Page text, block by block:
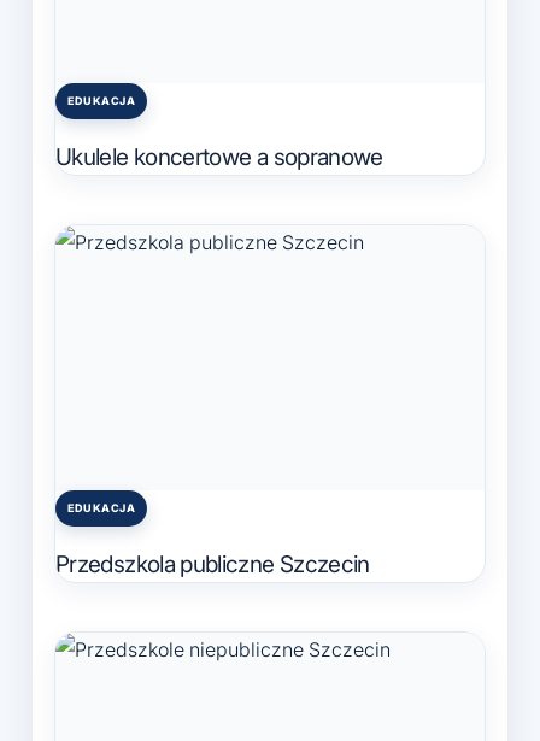
Posted
EDUKACJA
Ukulele koncertowe a sopranowe
Posted
EDUKACJA
Przedszkola publiczne Szczecin